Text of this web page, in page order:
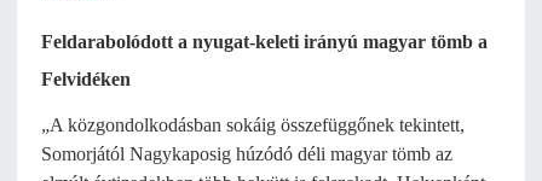
Feldarabolódott a nyugat-keleti irányú magyar tömb a
Felvidéken
„A közgondolkodásban sokáig összefüggőnek tekintett,
Somorjától Nagykaposig húzódó déli magyar tömb az